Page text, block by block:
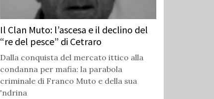
Il Clan Muto: l’ascesa e il declino del
“re del pesce” di Cetraro
Dalla conquista del mercato ittico alla
condanna per mafia: la parabola
criminale di Franco Muto e della sua
'ndrina